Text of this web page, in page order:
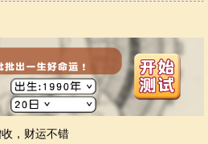
，财运不错